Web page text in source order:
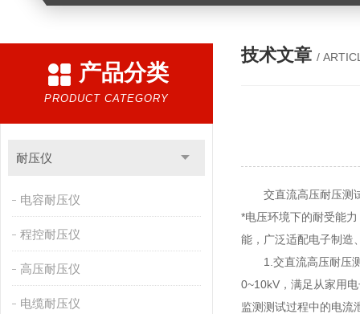
产品分类
PRODUCT CATEGORY
耐压仪
电容耐压仪
程控耐压仪
高压耐压仪
电缆耐压仪
技术文章 /
交直流高压耐压测试
*电压环境下的耐受能
能，广泛适配电子制造
1. 交直流高压耐压
0~10kV，满足从家用
监测测试过程中的电流